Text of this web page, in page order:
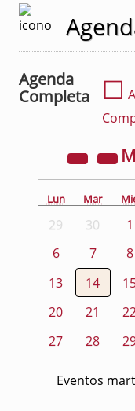
Agenda
Completa
☐
Lun Mar
29 30 1
6
7 8
13
14
20
21
27
28
Eventos